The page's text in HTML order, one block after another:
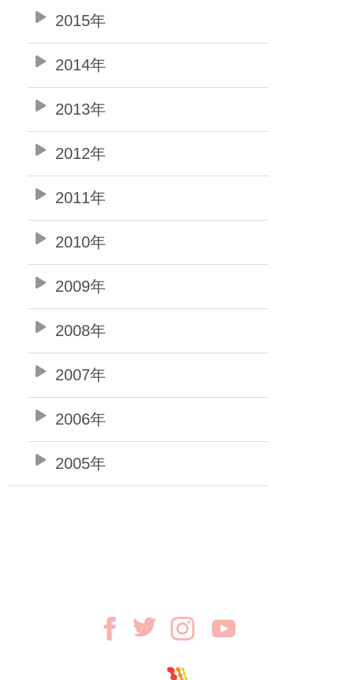
2015年
2014年
2013年
2012年
2011年
2010年
2009年
2008年
2007年
2006年
2005年